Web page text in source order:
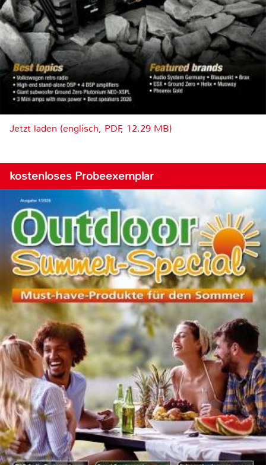
Jetzt laden (englisch, PDF, 12.29 MB)
kostenloses Probeexemplar